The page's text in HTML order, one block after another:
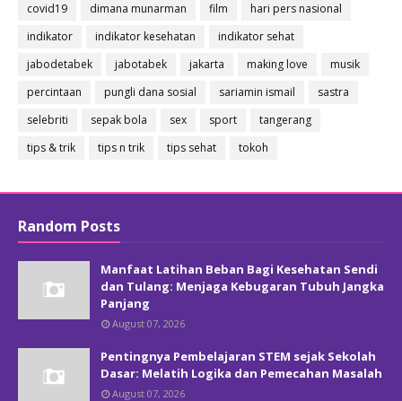
covid19
dimana munarman film
hari pers nasional
indikator
indikator kesehatan
indikator sehat
jabodetabek
jabotabek jakarta making love
musik
percintaan
pungli dana sosial sariamin ismail
sastra
selebriti
sepak bola sex sport
tangerang
tips & trik
tips n trik tips sehat tokoh
Random Posts
Manfaat Latihan Beban Bagi Kesehatan Sendi
dan Tulang: Menjaga Kebugaran Tubuh Jangka
Panjang
August 07, 2026
Pentingnya Pembelajaran STEM sejak Sekolah
Dasar: Melatih Logika dan Pemecahan Masalah
August 07, 2026